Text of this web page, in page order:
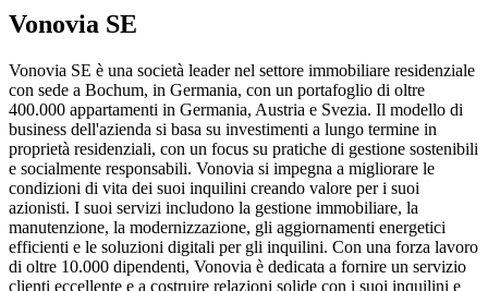
Vonovia SE
Vonovia SE è una società leader nel settore immobiliare residenziale
con sede a Bochum, in Germania, con un portafoglio di oltre
400.000 appartamenti in Germania, Austria e Svezia. Il modello di
business dell'azienda si basa su investimenti a lungo termine in
proprietà residenziali, con un focus su pratiche di gestione sostenibili
e socialmente responsabili. Vonovia si impegna a migliorare le
condizioni di vita dei suoi inquilini creando valore per i suoi
azionisti. I suoi servizi includono la gestione immobiliare, la
manutenzione, la modernizzazione, gli aggiornamenti energetici
efficienti e le soluzioni digitali per gli inquilini. Con una forza lavoro
di oltre 10.000 dipendenti, Vonovia è dedicata a fornire un servizio
clienti eccellente e a costruire relazioni solide con i suoi inquilini e